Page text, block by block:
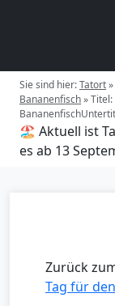
Sie sind hier:Tatort»
Bananenfisch»Titel:
🏖️ Aktuell ist
es ab 13
Zurück
Tag für